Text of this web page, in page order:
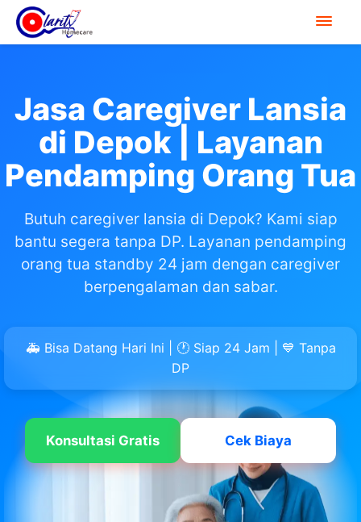
Jasa Caregiver Lansia
di Depok | Layanan
Pendamping Orang Tua
Butuh caregiver lansia di Depok? Kami siap
bantu segera tanpa DP. Layanan pendamping
orang tua standby 24 jam dengan caregiver
berpengalaman dan sabar.
🚑 Bisa Datang Hari Ini | 🕐 Siap 24 Jam | 💙 Tanpa
DP
Konsultasi Gratis Cek Biaya